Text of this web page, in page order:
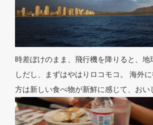
時差ぼけのまま、飛行機を降りると、地
しだし、まずはやはりロコモコ。 海外
方は新しい食べ物が新鮮に感じて、おい